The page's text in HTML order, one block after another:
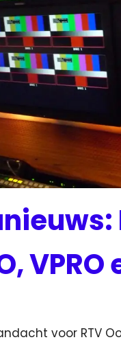
voor RTV